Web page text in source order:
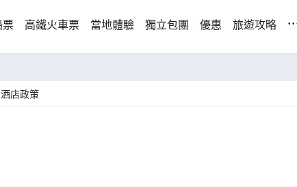
票 高鐵火車票 當地體驗 獨立包團 優惠 旅遊攻略
酒店政策